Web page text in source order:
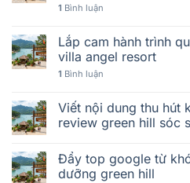
1 Bình luận
Lắp cam hành trình
villa angel resort
1 Bình luận
Viết nội dung thu hút
review green hill sóc
Đẩy top google từ
dưỡng green hill